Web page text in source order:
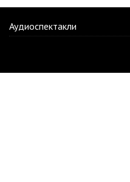
Аудиоспектакли